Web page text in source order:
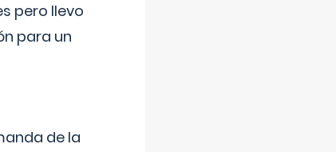
pero llevo
para un
de la